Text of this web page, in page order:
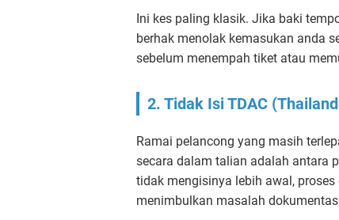
Ini kes paling klasik. Jika baki
berhak menolak kemasukan anda
sebelum menempah tiket atau
2. Tidak Isi TDAC
Ramai pelancong yang masih
secara dalam talian adalah antara
tidak mengisinya lebih awal,
menimbulkan masalah